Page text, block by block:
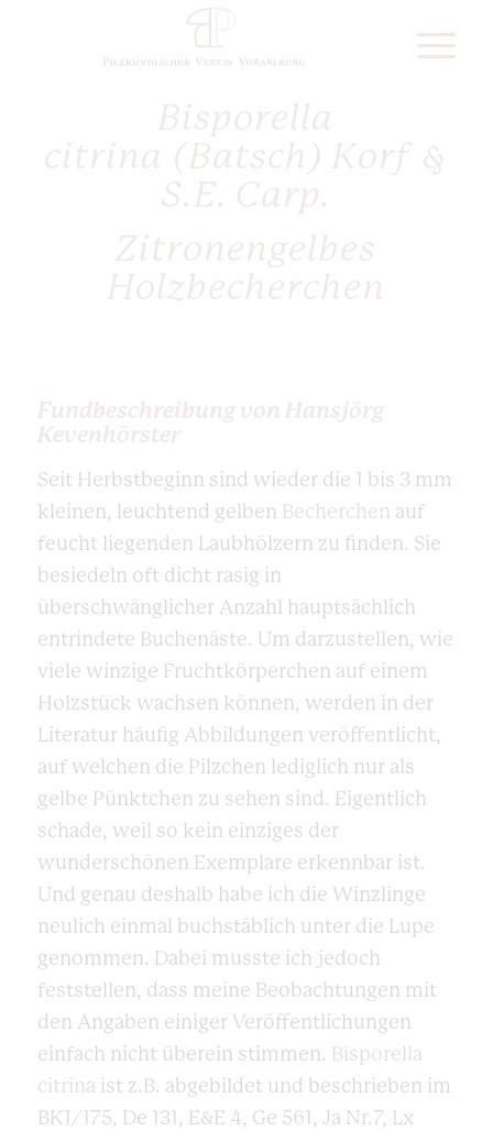
Bisporella
citrina (Batsch) Korf &
S.E. Carp.
Zitronengelbes
Holzbecherchen
Fundbeschreibung von Hansjörg
Kevenhörster
Seit Herbstbeginn sind wieder die 1 bis 3 mm
kleinen, leuchtend gelben Becherchen auf
feucht liegenden Laubhölzern zu finden. Sie
besiedeln oft dicht rasig in
überschwänglicher Anzahl hauptsächlich
entrindete Buchenäste. Um darzustellen, wie
viele winzige Fruchtkörperchen auf einem
Holzstück wachsen können, werden in der
Literatur häufig Abbildungen veröffentlicht,
auf welchen die Pilzchen lediglich nur als
gelbe Pünktchen zu sehen sind. Eigentlich
schade, weil so kein einziges der
wunderschönen Exemplare erkennbar ist.
Und genau deshalb habe ich die Winzlinge
neulich einmal buchstäblich unter die Lupe
genommen. Dabei musste ich jedoch
feststellen, dass meine Beobachtungen mit
den Angaben einiger Veröffentlichungen
einfach nicht überein stimmen. Bisporella
citrina ist z.B. abgebildet und beschrieben im
BK1/175, De 131, E&E 4, Ge 561, Ja Nr.7, Lx